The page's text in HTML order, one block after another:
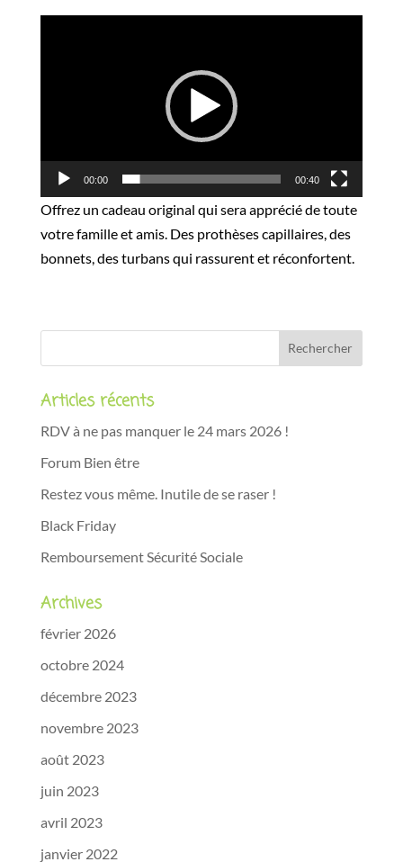
00:00 00:40
Offrez un cadeau original qui sera apprécié de toute
votre famille et amis. Des prothèses capillaires, des
bonnets, des turbans qui rassurent et réconfortent.
Articles récents
RDV à ne pas manquer le 24 mars 2026 !
Forum Bien être
Restez vous même. Inutile de se raser !
Black Friday
Remboursement Sécurité Sociale
Archives
février 2026
octobre 2024
décembre 2023
novembre 2023
août 2023
juin 2023
avril 2023
janvier 2022